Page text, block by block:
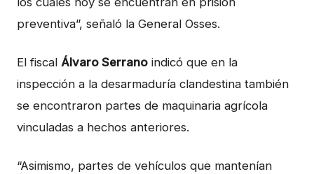
preventiva”, señaló la General Osses.
El fiscal Álvaro Serrano indicó que en la
inspección a la desarmaduría clandestina también
se encontraron partes de maquinaria agrícola
vinculadas a hechos anteriores.
“Asimismo, partes de vehículos que mantenían